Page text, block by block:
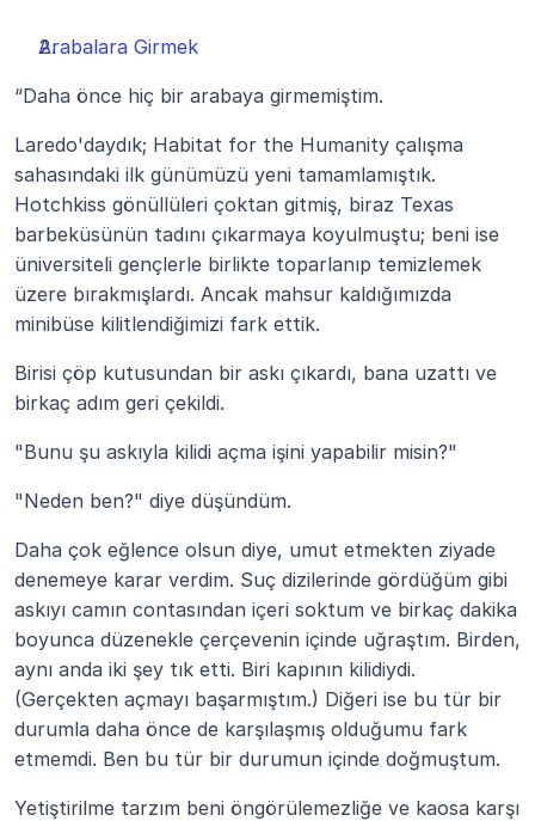
Arabalara Girmek
“Daha önce hiç bir arabaya girmemiştim.
Laredo'daydık; Habitat for the Humanity çalışma
sahasındaki ilk günümüzü yeni tamamlamıştık.
Hotchkiss gönüllüleri çoktan gitmiş, biraz Texas
barbeküsünün tadını çıkarmaya koyulmuştu; beni ise
üniversiteli gençlerle birlikte toparlanıp temizlemek
üzere bırakmışlardı. Ancak mahsur kaldığımızda
minibüse kilitlendiğimizi fark ettik.
Birisi çöp kutusundan bir askı çıkardı, bana uzattı ve
birkaç adım geri çekildi.
"Bunu şu askıyla kilidi açma işini yapabilir misin?"
"Neden ben?" diye düşündüm.
Daha çok eğlence olsun diye, umut etmekten ziyade
denemeye karar verdim. Suç dizilerinde gördüğüm gibi
askıyı camın contasından içeri soktum ve birkaç dakika
boyunca düzenekle çerçevenin içinde uğraştım. Birden,
aynı anda iki şey tık etti. Biri kapının kilidiydi.
(Gerçekten açmayı başarmıştım.) Diğeri ise bu tür bir
durumla daha önce de karşılaşmış olduğumu fark
etmemdi. Ben bu tür bir durumun içinde doğmuştum.
Yetiştirilme tarzım beni öngörülemezliğe ve kaosa karşı